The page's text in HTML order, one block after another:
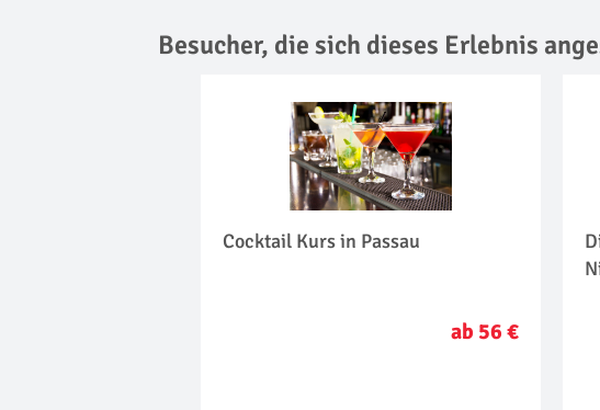
Besucher, die sich dieses Erlebnis
Cocktail Kurs in Passau
ab 56 €